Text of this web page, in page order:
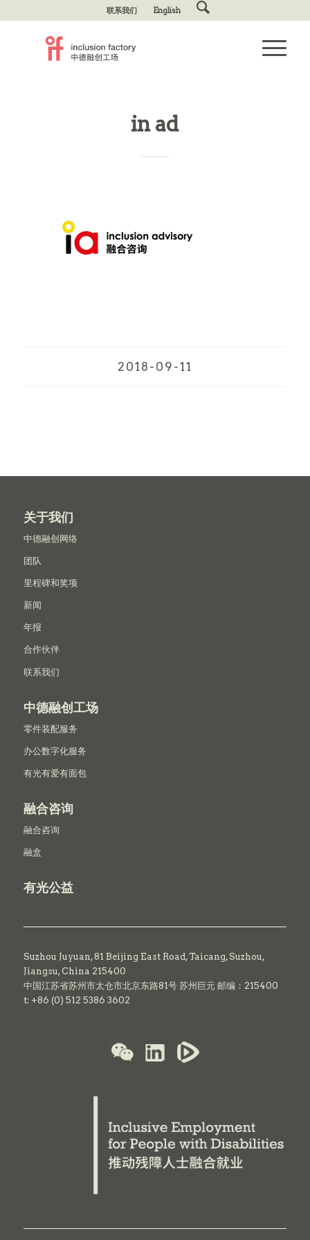
联系我们 English
in ad
2018-09-11
关于我们
中德融创网络
团队
里程碑和奖项
新闻
年报
合作伙伴
联系我们
中德融创工场
零件装配服务
办公数字化服务
有光有爱有面包
融合咨询
融合咨询
融盒
有光公益
Suzhou Juyuan, 81 Beijing East Road,Taicang,Suzhou,
Jiangsu, China 215400
中国江苏省苏州市太仓市北京东路81号 苏州巨元 邮编：215400
t: +86 (0) 512 5386 3602